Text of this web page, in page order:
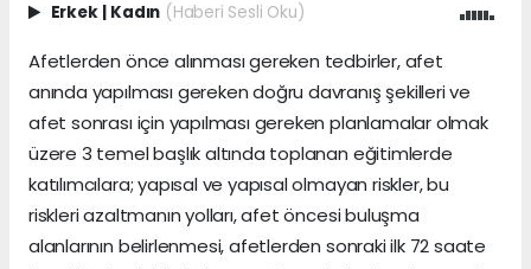
Erkek | Kadın (Haberi Sesli Oku)
Afetlerden önce alınması gereken tedbirler, afet
anında yapılması gereken doğru davranış şekilleri ve
afet sonrası için yapılması gereken planlamalar olmak
üzere 3 temel başlık altında toplanan eğitimlerde
katılımcılara; yapısal ve yapısal olmayan riskler, bu
riskleri azaltmanın yolları, afet öncesi buluşma
alanlarının belirlenmesi, afetlerden sonraki ilk 72 saate